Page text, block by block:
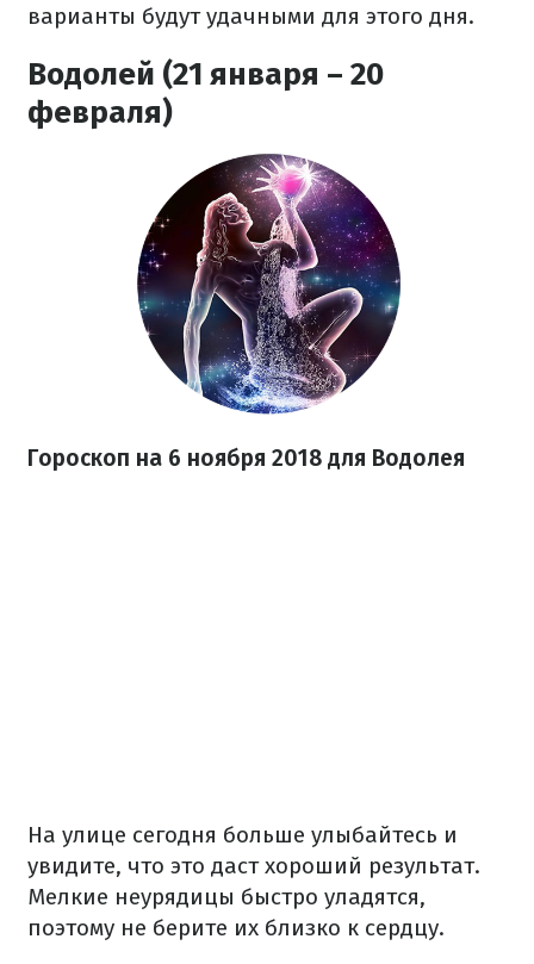
варианты будут удачными для этого дня.
Водолей (21 января – 20
февраля)
Гороскоп на 6 ноября 2018 для Водолея
На улице сегодня больше улыбайтесь и
увидите, что это даст хороший результат.
Мелкие неурядицы быстро уладятся,
поэтому не берите их близко к сердцу.